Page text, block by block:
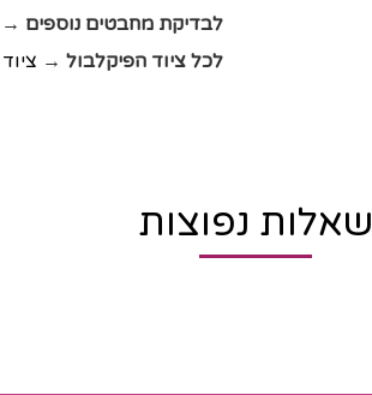
לבדיקת מחבטים נוספים →
לכל ציוד הפיקלבול →
שאלות נפוצות